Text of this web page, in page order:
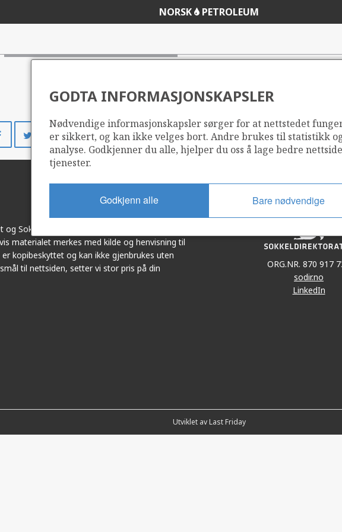
NORSK PETROLEUM
på
Facebook
Del
på
Twitter
Del
på
LinkedIn
Del
i
e-
GODTA INFORMASJONSKAPSLER
Nødvendige informasjonskapsler sørger for at nettstedet
er sikkert, og kan ikke velges bort. Andre brukes til statistikk
analyse. Godkjenner du alle, hjelper du oss å lage bedre
tjenester.
Godkjenn alle Bare nødvendige
Sokkeldirektoratet i samarbeid. Illustrasjoner,
materialet merkes med kilde og henvisning til
kopibeskyttet og kan ikke gjenbrukes uten
til nettsiden, setter vi stor pris på din
ORG.NR. 870 917
sodir.no
LinkedIn
Utviklet av Last Friday